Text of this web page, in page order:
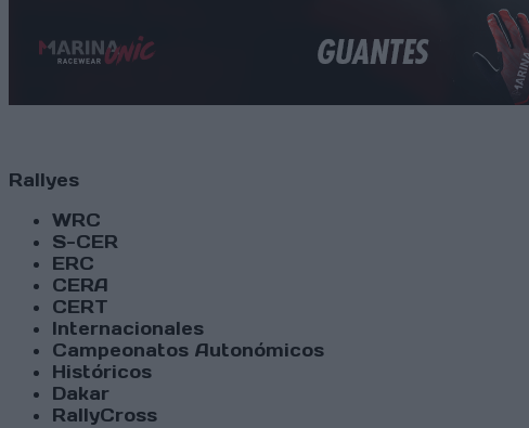
Rallyes
WRC
S-CER
ERC
CERA
CERT
Internacionales
Campeonatos Autonómicos
Históricos
Dakar
RallyCross